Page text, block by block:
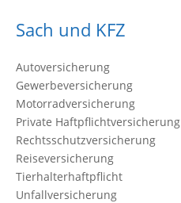
Sach und KFZ
Autoversicherung
Gewerbeversicherung
Motorradversicherung
Private Haftpflichtversicherung
Rechtsschutzversicherung
Reiseversicherung
Tierhalterhaftpflicht
Unfallversicherung